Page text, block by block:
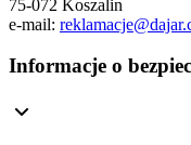
75-072 Koszalin
e-mail:
Informacje o